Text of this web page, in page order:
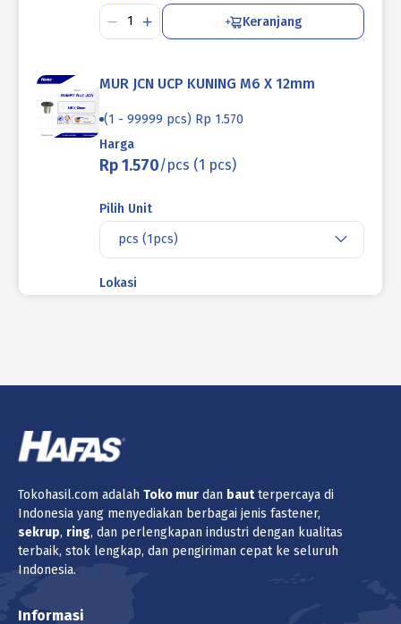
Keranjang
MUR JCN UCP KUNING M6 X 12mm
(1 - 99999 pcs) Rp 1.570
Harga
Rp 1.570/pcs (1 pcs)
Pilih Unit
pcs (1pcs)
Lokasi
saat ini dipilih.
Tokohasil.com adalah Toko mur dan bautterpercaya di
Indonesia yang menyediakan berbagai jenis fastener,
sekrup, ring, dan perlengkapan industri dengan kualitas
terbaik, stok lengkap, dan pengiriman cepat ke seluruh
Indonesia.
Informasi